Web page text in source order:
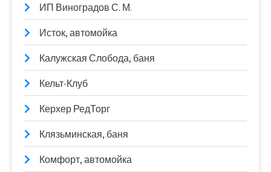
ИП Виноградов С. М.
Исток, автомойка
Калужская Слобода, баня
Кельт-Клуб
Керхер РедТорг
Клязьминская, баня
Комфорт, автомойка